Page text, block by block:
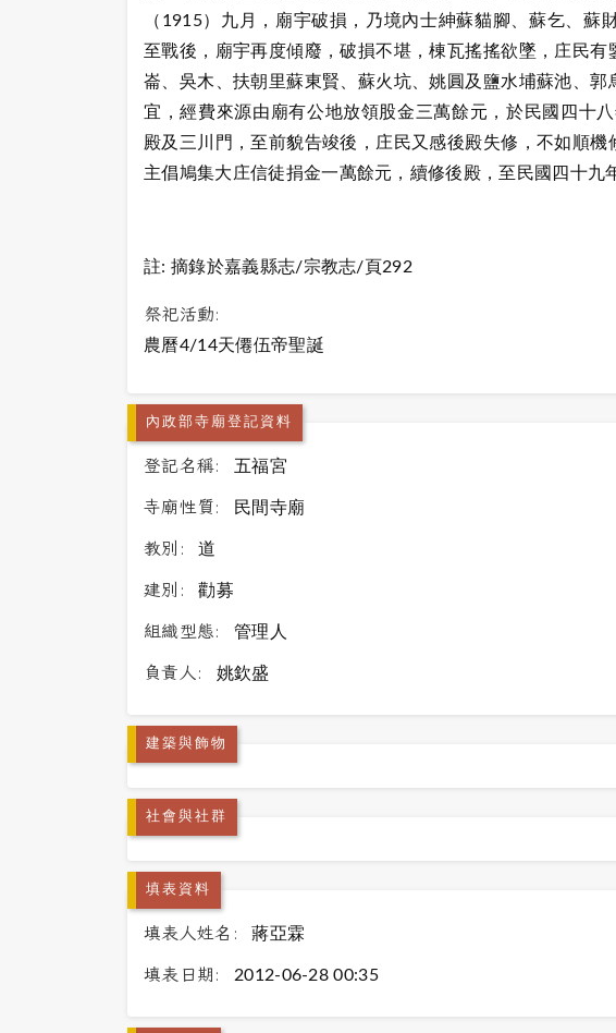
（1915）九月，廟宇破損，乃境內士紳蘇貓腳、蘇乞、
至戰後，廟宇再度傾廢，破損不堪，棟瓦搖搖欲墜，庄民
崙、吳木、扶朝里蘇東賢、蘇火坑、姚圓及鹽水埔蘇池、
宜，經費來源由廟有公地放領股金三萬餘元，於民國四十
殿及三川門，至前貌告竣後，庄民又感後殿失修，不如順
主倡鳩集大庄信徒捐金一萬餘元，續修後殿，至民國四十九
註: 摘錄於嘉義縣志/宗教志/頁292
祭祀活動:
農曆4/14天僊伍帝聖誕
內政部寺廟登記資料
登記名稱: 五福宮
寺廟性質: 民間寺廟
教別: 道
建別: 勸募
組織型態: 管理人
負責人: 姚欽盛
建築與飾物
社會與社群
填表資料
填表人姓名: 蔣亞霖
填表日期: 2012-06-28 00:35